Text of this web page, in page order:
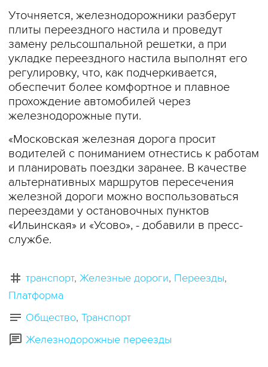
Уточняется, железнодорожники разберут
плиты переездного настила и проведут
замену рельсошпальной решетки, а при
укладке переездного настила выполнят его
регулировку, что, как подчеркивается,
обеспечит более комфортное и плавное
прохождение автомобилей через
железнодорожные пути.
«Московская железная дорога просит
водителей с пониманием отнестись к работам
и планировать поездки заранее. В качестве
альтернативных маршрутов пересечения
железной дороги можно воспользоваться
переездами у остановочных пунктов
«Ильинская» и «Усово», - добавили в пресс-
службе.
транспорт Железные дороги Переезды
Платформа
Общество Транспорт
Железнодорожные переезды